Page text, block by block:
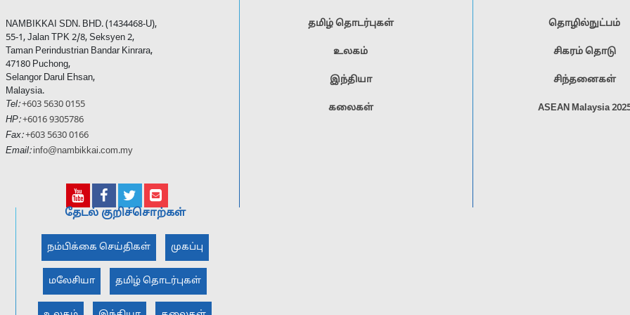
NAMBIKKAI SDN. BHD. (1434468-U),
55-1, Jalan TPK 2/8, Seksyen 2,
Taman Perindustrian Bandar Kinrara,
47180 Puchong,
Selangor Darul Ehsan,
Malaysia.
Tel:+603 5630 0155
HP:+6016 9305786
Fax:+603 5630 0166
Email: info@nambikkai.com.my
தமிழ் தொடர்புகள்
உலகம்
இந்தியா
கலைகள்
தொழில்நுட்பம்
சிகரம் தொடு
சிந்தனைகள்
ASEAN Malaysia
தேடல் குறிச்சொற்கள்
நம்பிக்கை செய்திகள் முகப்பு
மலேசியா தமிழ் தொடர்புகள்